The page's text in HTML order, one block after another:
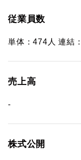
従業員数
単体：474人 連結
売上高
-
株式公開